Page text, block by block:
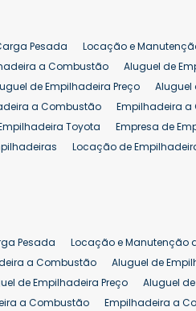
Pesada Locação e
a Combustão Aluguel de
de Empilhadeira Preço Aluguel
a Combustão Empilhadeira a
Toyota Empresa de
Locação de
Empilhadeira 25 ton Empilhadeira
Pesada Locação e Manutenção
a Combustão Aluguel de
de Empilhadeira Preço Aluguel
a Combustão Empilhadeira a